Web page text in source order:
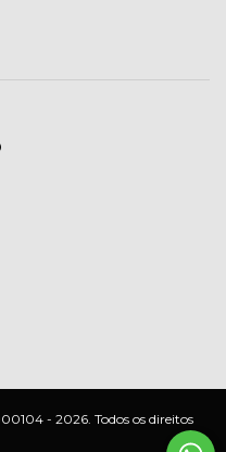
- 2026. Todos os direitos